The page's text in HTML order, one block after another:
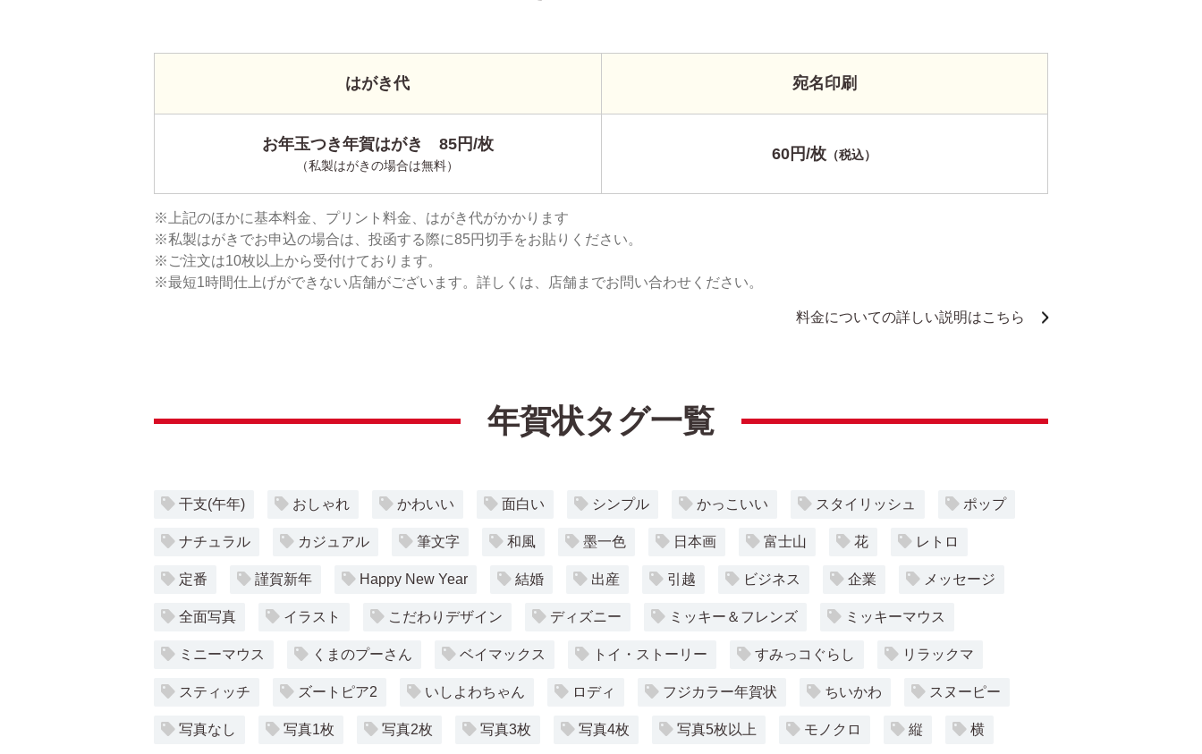
はがき代
お年玉つき年賀はがき 85円/枚
（私製はがきの場合は無料）
宛名印刷
60円/枚 （税込）
上記のほかに基本料金、プリント料金、はがき代がかかります
私製はがきでお申込の場合は、投函する際に85円切手をお貼りください。
ご注文は10枚以上から受付けております。
最短1時間仕上げができない店舗がございます。詳しくは、店舗までお問い合わせください。
料金についての詳しい説明はこちら
年賀状タグ一覧
干支(午年) おしゃれ かわいい 面白い シンプル かっこいい スタイリッシュ ポップ
ナチュラル カジュアル 筆文字 和風 墨一色 日本画 富士山 花 レトロ
定番 謹賀新年 Happy New Year 結婚 出産 引越 ビジネス 企業 メッセージ
全面写真 イラスト こだわりデザイン ディズニー ミッキー＆フレンズ ミッキーマウス
ミニーマウス くまのプーさん ベイマックス トイ・ストーリー すみっコぐらし リラックマ
スティッチ ズートピア2 いしよわちゃん ロディ フジカラー年賀状 ちいかわ スヌーピー
写真なし 写真1枚 写真2枚 写真3枚 写真4枚 写真5枚以上 モノクロ 縦 横